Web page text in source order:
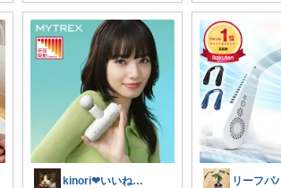
kinori❤︎いいねご購入感謝です💝